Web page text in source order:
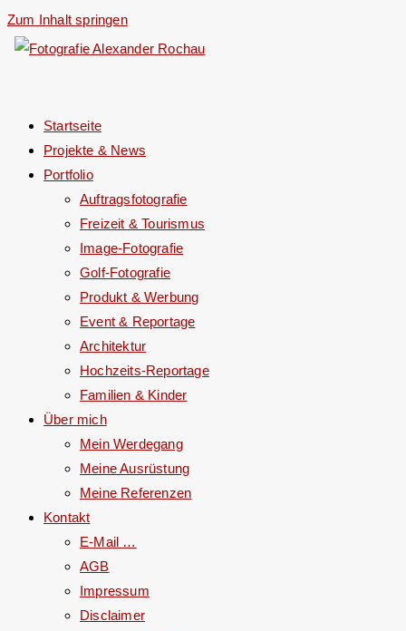
Zum Inhalt springen
Startseite
Projekte & News
Portfolio
Auftragsfotografie
Freizeit & Tourismus
Image-Fotografie
Golf-Fotografie
Produkt & Werbung
Event & Reportage
Architektur
Hochzeits-Reportage
Familien & Kinder
Über mich
Mein Werdegang
Meine Ausrüstung
Meine Referenzen
Kontakt
E-Mail …
AGB
Impressum
Disclaimer